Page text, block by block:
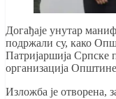
Догађаје унутар
подржали су, како
Патријаршија Српске
организација
Изложба је отворена,